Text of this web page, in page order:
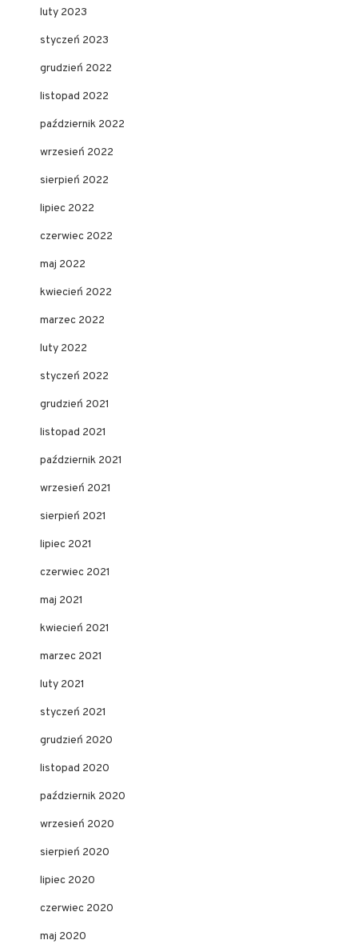
luty 2023
styczeń 2023
grudzień 2022
listopad 2022
październik 2022
wrzesień 2022
sierpień 2022
lipiec 2022
czerwiec 2022
maj 2022
kwiecień 2022
marzec 2022
luty 2022
styczeń 2022
grudzień 2021
listopad 2021
październik 2021
wrzesień 2021
sierpień 2021
lipiec 2021
czerwiec 2021
maj 2021
kwiecień 2021
marzec 2021
luty 2021
styczeń 2021
grudzień 2020
listopad 2020
październik 2020
wrzesień 2020
sierpień 2020
lipiec 2020
czerwiec 2020
maj 2020